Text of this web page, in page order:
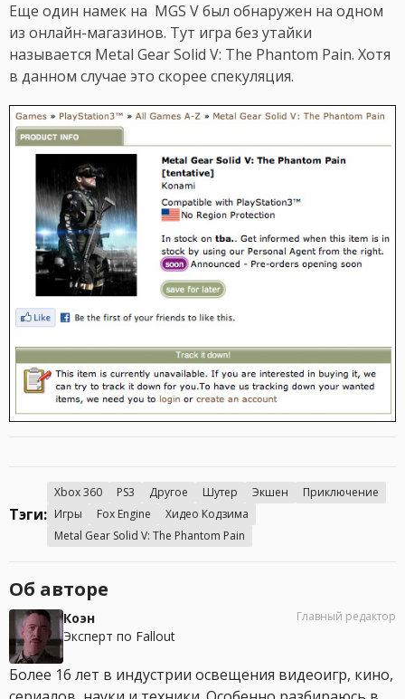
Еще один намек на MGS V был обнаружен на одном
из онлайн-магазинов. Тут игра без утайки
называется Metal Gear Solid V: The Phantom Pain. Хотя
в данном случае это скорее спекуляция.
Тэги:
Xbox 360 PS3 Другое Шутер Экшен
Приключение
Игры
Fox Engine
Хидео Кодзима
Metal Gear Solid V: The Phantom Pain
Об авторе
Коэн
Эксперт по Fallout
Главный редактор
Более 16 лет в индустрии освещения видеоигр, кино,